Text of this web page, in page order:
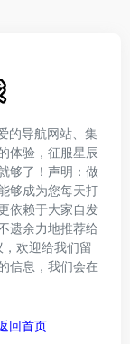
的导航网站、集
体验，征服星辰
够了！声明：做
够成为您每天打
依赖于大家自发
遗余力地推荐给
欢迎给我们留
信息，我们会在
回首页